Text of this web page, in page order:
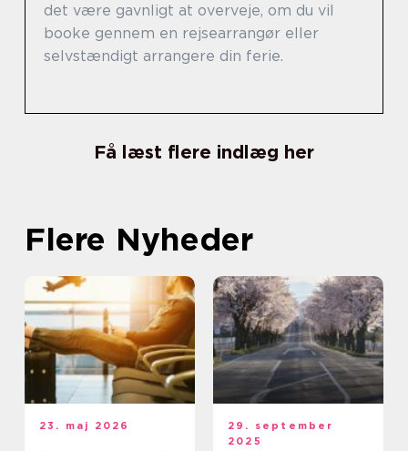
det være gavnligt at overveje, om du vil
booke gennem en rejsearrangør eller
selvstændigt arrangere din ferie.
Få læst flere indlæg her
Flere Nyheder
23. maj 2026
29. september
2025